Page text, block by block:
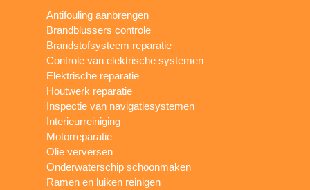
Antifouling aanbrengen
Brandblussers controle
Brandstofsysteem reparatie
Controle van elektrische systemen
Elektrische reparatie
Houtwerk reparatie
Inspectie van navigatiesystemen
Interieurreiniging
Motorreparatie
Olie verversen
Onderwaterschip schoonmaken
Ramen en luiken reinigen